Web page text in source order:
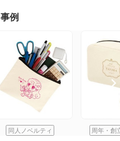
例
同人ノベルティ 周年・創